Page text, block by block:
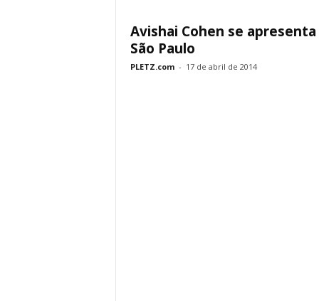
Avishai Cohen se
São Paulo
PLETZ.com - 17 de abril de 2014